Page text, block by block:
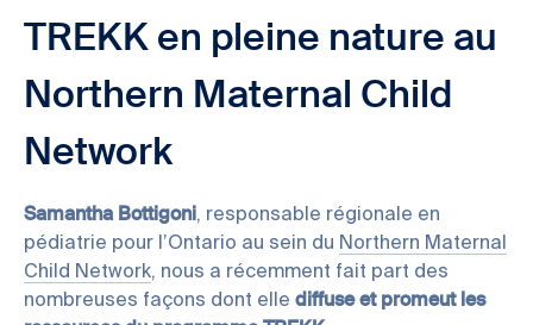
TREKK en pleine nature au
Northern Maternal Child
Network
Samantha Bottigoni, responsable régionale en
pédiatrie pour l’Ontario au sein du Northern Maternal
Child Network, nous a récemment fait part des
nombreuses façons dont elle diffuse et promeut les